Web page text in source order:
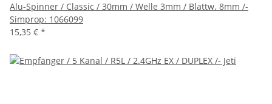
Alu-Spinner / Classic / 30mm / Welle 3mm / Blattw. 8mm /-
Simprop: 1066099
15,35 € *